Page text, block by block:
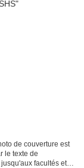
de couverture est
le texte de
facultés et